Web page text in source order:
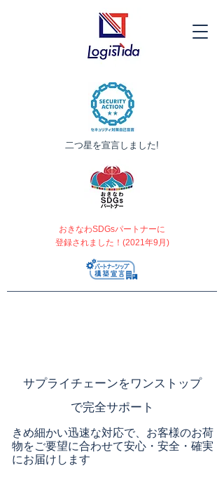
​サプライチェーンをワンストップ
で完全サポート
きめ細かい迅速な対応で、お客様のお荷
物をご要望に合わせて安心・安全・確実
にお届けします
​二つ星を宣言しました!
おきなわSDGsパートナーに
登録されました！(2021年9月)